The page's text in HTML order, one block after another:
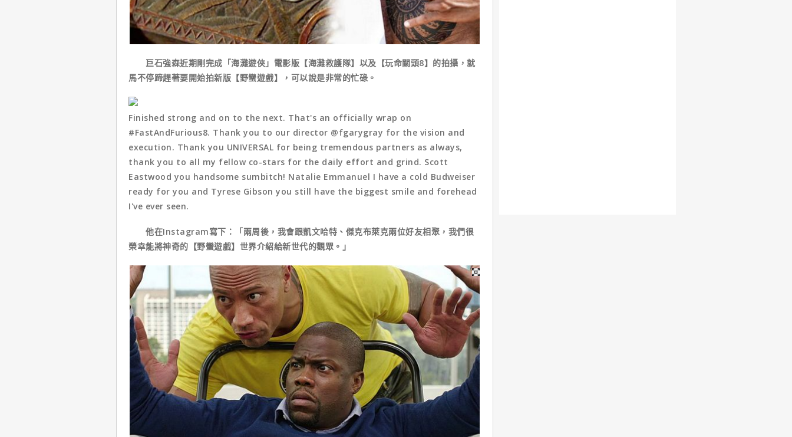
巨石強森近期剛完成「海灘遊俠」電影版【海灘救護隊】以及【玩命關頭8】的拍攝，就
馬不停蹄趕著要開始拍新版【野蠻遊戲】，可以說是非常的忙碌。
Finished strong and on to the next. That's an officially wrap on
#FastAndFurious8. Thank you to our director @fgarygray for the vision and
execution. Thank you UNIVERSAL for being tremendous partners as always,
thank you to all my fellow co-stars for the daily effort and grind. Scott
Eastwood you handsome sumbitch! Natalie Emmanuel I have a cold Budweiser
ready for you and Tyrese Gibson you still have the biggest smile and forehead
I've ever seen.
他在Instagram寫下：「兩周後，我會跟凱文哈特、傑克布萊克兩位好友相聚，我們很
榮幸能將神奇的【野蠻遊戲】世界介紹給新世代的觀眾。」